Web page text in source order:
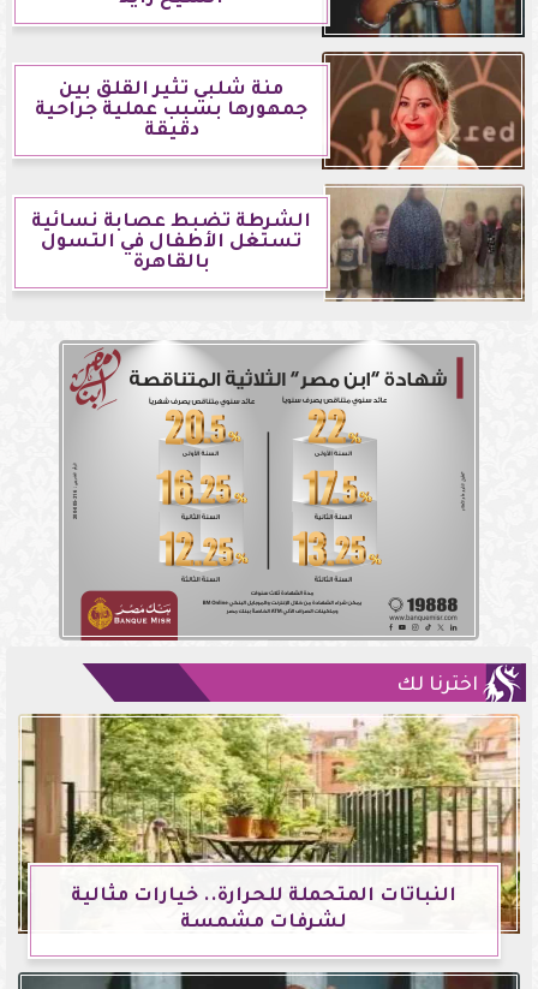
منة شلبي تثير القلق بين
جمهورها بسبب عملية جراحية
دقيقة
الشرطة تضبط عصابة نسائية
تستغل الأطفال في التسول
بالقاهرة
اخترنا لك
النباتات المتحملة للحرارة.. خيارات مثالية
لشرفات مشمسة